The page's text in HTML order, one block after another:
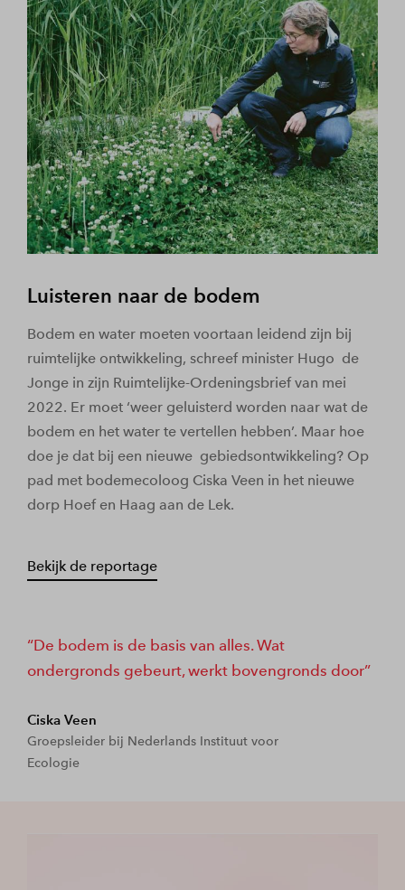
Luisteren naar de bodem
Bodem en water moeten voortaan leidend zijn bij
ruimtelijke ontwikkeling, schreef minister Hugo de
Jonge in zijn Ruimtelijke-Ordeningsbrief van mei
2022. Er moet ‘weer geluisterd worden naar wat de
bodem en het water te vertellen hebben’. Maar hoe
doe je dat bij een nieuwe gebiedsontwikkeling? Op
pad met bodemecoloog Ciska Veen in het nieuwe
dorp Hoef en Haag aan de Lek.
Bekijk de reportage
De bodem is de basis van alles. Wat
ondergronds gebeurt, werkt bovengronds door
Ciska Veen
Groepsleider bij Nederlands Instituut voor
Ecologie